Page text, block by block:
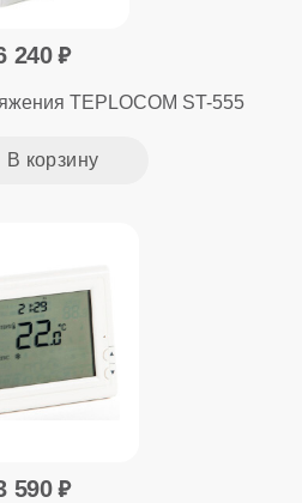
240
TEPLOCOM ST-555
590